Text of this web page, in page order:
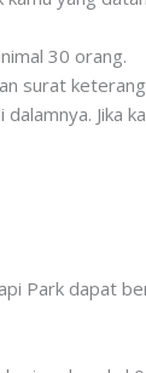
30 orang.
surat
Jika
Park dapat